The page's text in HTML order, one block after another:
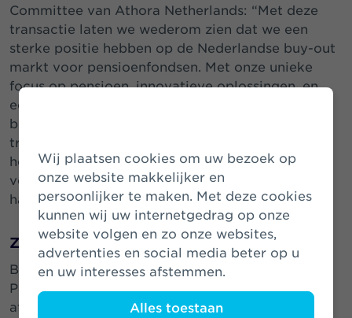
Wij plaatsen cookies om uw bezoek op
onze website makkelijker en
persoonlijker te maken. Met deze cookies
kunnen wij uw internetgedrag op onze
website volgen en zo onze websites,
advertenties en social media beter op u
en uw interesses afstemmen.
Alles toestaan
Committee van Athora Netherlands: “Met deze
transactie laten we wederom zien dat we een
sterke positie hebben op de Nederlandse buy-out
markt voor pensioenfondsen. Met onze unieke
focus op pensioen, innovatieve oplossingen, en
een sterke kapitaalspositie is Zwitserleven een
betrouwbare partner voor pensioenfondsen in de
transitie naar het nieuwe pensioenstelsel. Ik dank
het bestuur van het pensioenfonds voor hun
vertrouwen en ik heet onze nieuwe klanten van
harte welkom.”
Zekerheid
Berry Debrauwer, voorzitter Pensioenfonds
Pensura:“Wij hebben zorgvuldig alle opties
afgewogen en gekozen voor het onderbrengen